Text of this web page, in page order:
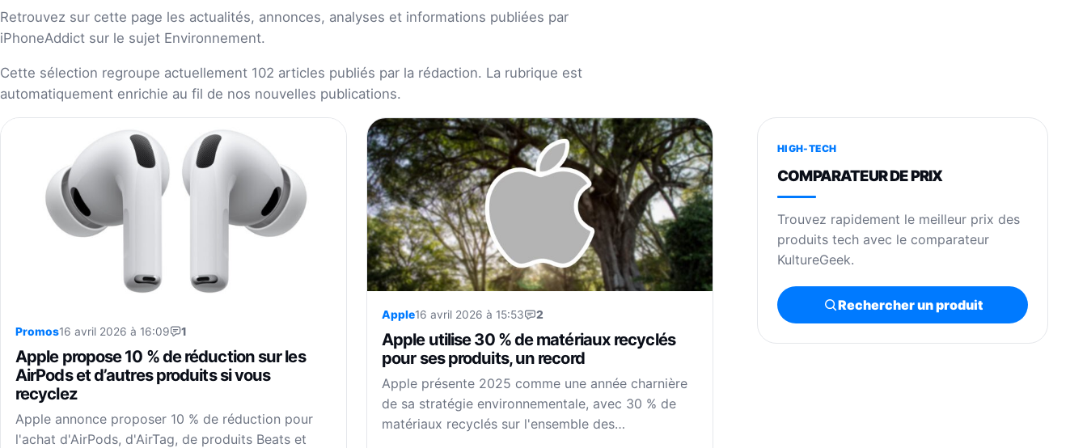
Retrouvez sur cette page les actualités, annonces, analyses et informations publiées par
iPhoneAddict sur le sujet Environnement.
Cette sélection regroupe actuellement 102 articles publiés par la rédaction. La rubrique est
automatiquement enrichie au fil de nos nouvelles publications.
Promos16 avril 2026 à 16:09 1
Apple propose 10 % de réduction sur les
AirPods et d’autres produits si vous
recyclez
Apple annonce proposer 10 % de réduction pour
l'achat d'AirPods, d'AirTag, de produits Beats et
Apple16 avril 2026 à 15:53 2
Apple utilise 30 % de matériaux recyclés
pour ses produits, un record
Apple présente 2025 comme une année charnière
de sa stratégie environnementale, avec 30 % de
matériaux recyclés sur l'ensemble des…
HIGH-TECH
COMPARATEUR DE PRIX
Trouvez rapidement le meilleur prix des
produits tech avec le comparateur
KultureGeek.
Rechercher un produit